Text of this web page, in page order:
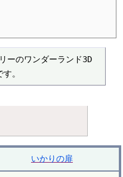
ーのワンダーランド3D
。
いかりの扉